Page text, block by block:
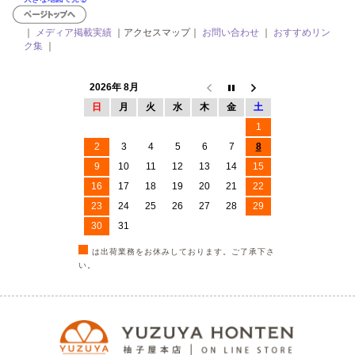
メディア掲載実績 ｜アクセスマップ｜ お問い合わせ
おすすめリン
ク集
2026年 8月
日
月 火 水 木 金
土
1
2
3 4 5 6 7
8
9
10 11 12 13 14
15
16
17 18 19 20 21
22
23
24 25 26 27 28
29
30
31
は出荷業務をお休みしております。ご了承下さ
い。